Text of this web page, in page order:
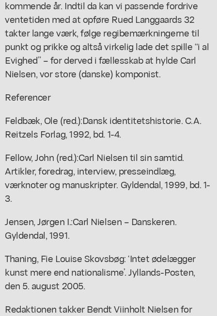
kommende år. Indtil da kan vi passende fordrive
ventetiden med at opføre Rued Langgaards 32
takter lange værk, følge regibemærkningerne til
punkt og prikke og altså virkelig lade det spille “i al
Evighed” – for derved i fællesskab at hylde Carl
Nielsen, vor store (danske) komponist.
Referencer
Feldbæk, Ole (red.):Dansk identitetshistorie. C.A.
Reitzels Forlag, 1992, bd. 1-4.
Fellow, John (red.):Carl Nielsen til sin samtid.
Artikler, foredrag, interview, presseindlæg,
værknoter og manuskripter. Gyldendal, 1999, bd. 1-
3.
Jensen, Jørgen I.:Carl Nielsen – Danskeren.
Gyldendal, 1991.
Thaning, Fie Louise Skovsbøg: ‘Intet ødelægger
kunst mere end nationalisme’.Jyllands-Posten,
den 5. august 2005.
Redaktionen takker Bendt Viinholt Nielsen for